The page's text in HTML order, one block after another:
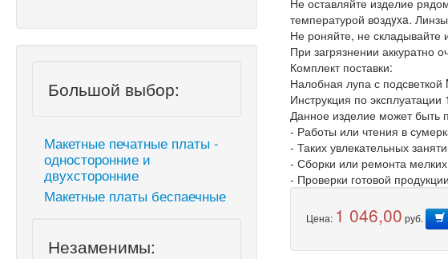
Большой выбор:
Макетные печатные платы -
односторонние и
двухсторонние
Макетные платы беспаечные
Незаменимы:
Не оставляйте изделие
температурой вoздyxa.
Не роняйте, не складывайте
При загрязнении аккуратно
Комплект поставки:
Налобная лупа с
Инструкция по эксплуатации
Данное изделие может быть
- Работы или чтения в
- Таких увлекательных
- Сборки или ремонта
- Проверки готовой
Цена: 1 046,00 руб.